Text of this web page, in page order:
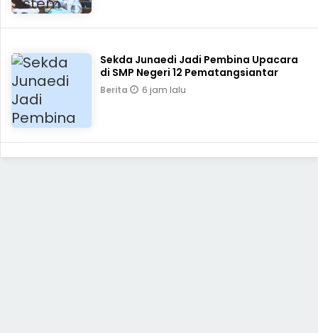
Sekda Junaedi Jadi Pembina Upacara
di SMP Negeri 12 Pematangsiantar
Berita 6 jam lalu